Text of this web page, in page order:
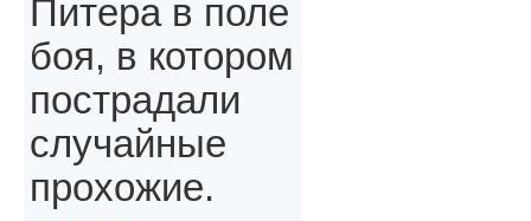
Питера в поле
боя, в котором
пострадали
случайные
прохожие.